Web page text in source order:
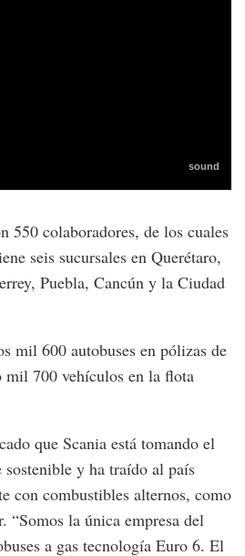
550 colaboradores, de los cuales
seis sucursales en Querétaro,
Puebla, Cancún y la Ciudad
mil 600 autobuses en pólizas de
700 vehículos en la flota
que Scania está tomando el
y ha traído al país
con combustibles alternos, como
“Somos la única empresa del
a gas tecnología Euro 6. El